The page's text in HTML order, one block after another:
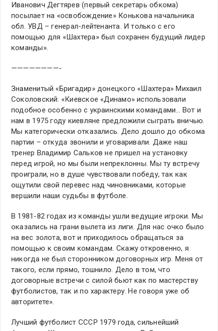
Иванович Дегтярев (первый секретарь обкома)
посылает на «освобождение» Конькова начальника
обл. УВД – генерал-лейтенанта. И только с его
помощью для «Шахтера» был сохранен будущий лидер
команды».
————————-
Знаменитый «Бригадир» донецкого «Шахтера» Михаил
Соколовский: «Киевское «Динамо» использовали
подобное особенно с украинскими командами… Вот и
нам в 1975 году киевляне предложили сыграть вничью.
Мы категорически отказались. Дело дошло до обкома
партии – откуда звонили и уговаривали. Даже наш
тренер Владимир Сальков не пришел на установку
перед игрой, но мы были непреклонны. Мы ту встречу
проиграли, но в душе чувствовали победу, так как
ощутили свой перевес над чиновниками, которые
вершили наши судьбы в футболе.
В 1981-82 годах из команды ушли ведущие игроки. Мы
оказались на грани вылета из лиги. Для нас очко было
на вес золота, вот и приходилось обращаться за
помощью к своим командам. Скажу откровенно, я
никогда не был сторонником договорных игр. Меня от
такого, если прямо, тошнило. Дело в том, что
договорные встречи с силой бьют как по мастерству
футболистов, так и по характеру. Не говоря уже об
авторитете».
Лучший футболист СССР 1979 года, сильнейший